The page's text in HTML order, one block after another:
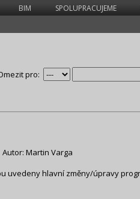
BIM SPOLUPRACUJEME
pro:
Autor: Martin Varga
uvedeny hlavní změny/úpravy